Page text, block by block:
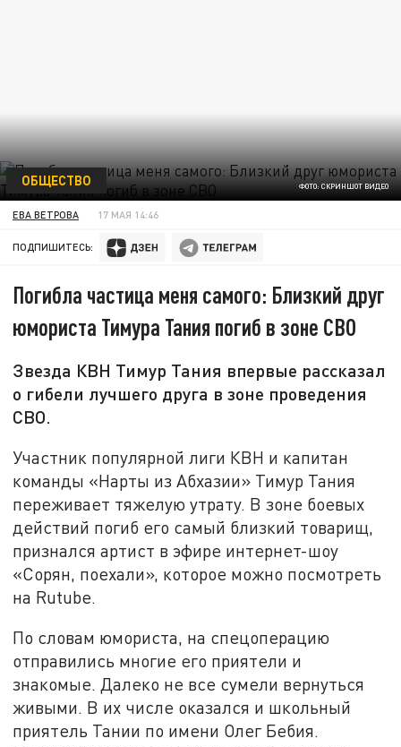
ФОТО: СКРИНШОТ ВИДЕО
ОБЩЕСТВО
ЕВА ВЕТРОВА 17 МАЯ 14:46
ПОДПИШИТЕСЬ:
Погибла частица меня самого: Близкий друг
юмориста Тимура Тания погиб в зоне СВО
Звезда КВН Тимур Тания впервые рассказал
о гибели лучшего друга в зоне проведения
СВО.
Участник популярной лиги КВН и капитан
команды «Нарты из Абхазии» Тимур Тания
переживает тяжелую утрату. В зоне боевых
действий погиб его самый близкий товарищ,
признался артист в эфире интернет-шоу
«Сорян, поехали», которое можно посмотреть
на Rutube.
По словам юмориста, на спецоперацию
отправились многие его приятели и
знакомые. Далеко не все сумели вернуться
живыми. В их числе оказался и школьный
приятель Тании по имени Олег Бебия.